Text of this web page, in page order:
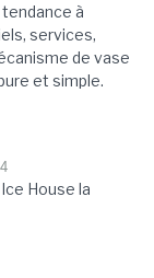
à
services,
de vase
et simple.
House la